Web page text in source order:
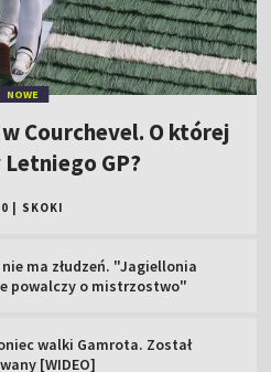
NOWE
Courchevel. O której
GP?
SKOKI
nie ma złudzeń. "Jagiellonia
powalczy o mistrzostwo"
walki Gamrota. Został
[WIDEO]